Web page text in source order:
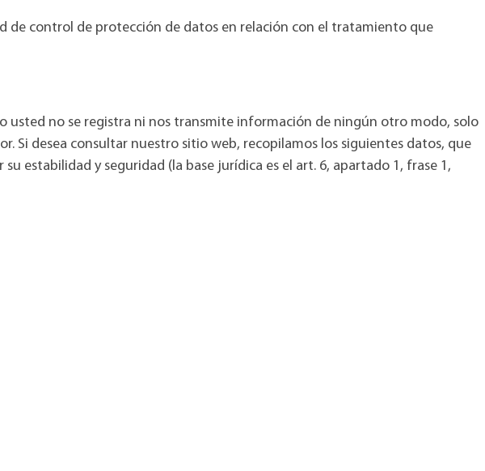
de control de protección de datos en relación con el tratamiento que
usted no se registra ni nos transmite información de ningún otro modo, solo
Si desea consultar nuestro sitio web, recopilamos los siguientes datos, que
estabilidad y seguridad (la base jurídica es el art. 6, apartado 1, frase 1,